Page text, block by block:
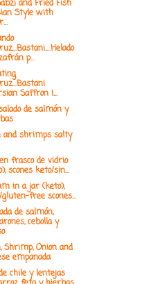
and Fried Fish
Style with
p...
Saffron I...
de salmón y
and shrimps salty
frasco de vidrio
scones keto/sin...
in a jar (keto),
free scones...
de salmón,
cebolla y
Shrimp, Onion and
empanada
chile y lentejas